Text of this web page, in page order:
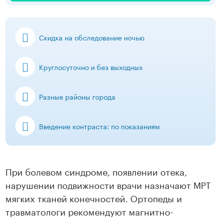
Скидка на обследование ночью
Круглосуточно и без выходных
Разные районы города
Введение контраста: по показаниям
При болевом синдроме, появлении отека,
нарушении подвижности врачи назначают МРТ
мягких тканей конечностей. Ортопеды и
травматологи рекомендуют магнитно-